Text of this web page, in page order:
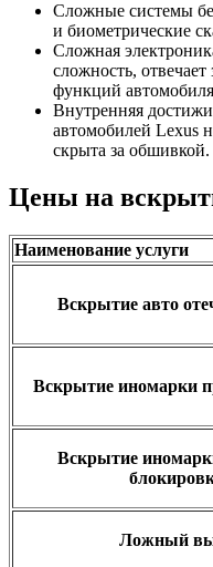
Сложные системы
и биометрические
Сложная
сложность,
функций
Внутренняя
автомобилей Lexus
скрыта за обшивкой.
Цены на
Наименование услуги
Вскрытие авто
Вскрытие иномарки
Вскрытие
Ложный